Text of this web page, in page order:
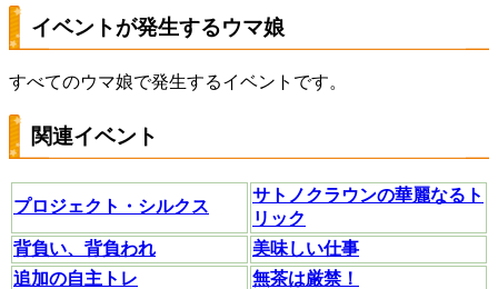
イベントが発生するウマ娘
すべてのウマ娘で発生するイベントです。
関連イベント
プロジェクト・シルクス
サトノクラウンの華麗なるト
リック
背負い、背負われ
美味しい仕事
追加の自主トレ
無茶は厳禁！